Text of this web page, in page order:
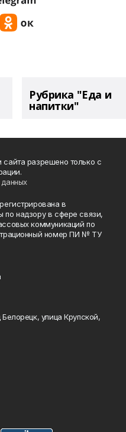
Рубрика "Еда и
напитки"
разрешено только с
в
надзору в сфере связи,
коммуникаций по
номер ПИ № ТУ
улица Крупской,